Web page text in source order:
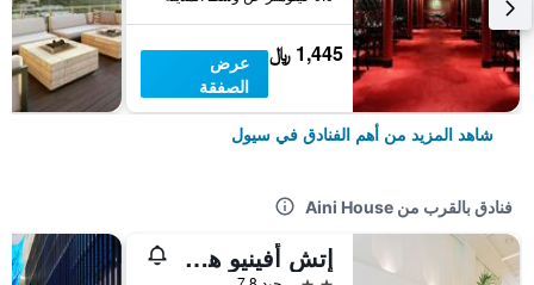
1,445 ﷼
عرض
الصفقة
شاهد المزيد من أهم الفنادق في سيول
فنادق بالقرب من Aini House
إتش أفينيو هوتل إيداي شينتشون